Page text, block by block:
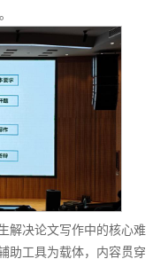
解决论文写作中的核心难
助工具为载体，内容贯穿